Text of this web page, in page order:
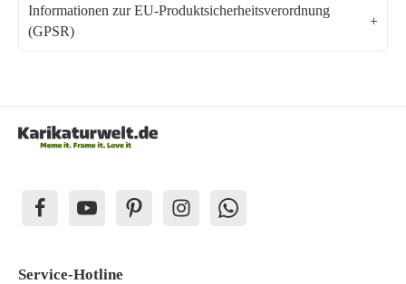
Informationen zur EU-Produktsicherheitsverordnung
(GPSR)
Service-Hotline